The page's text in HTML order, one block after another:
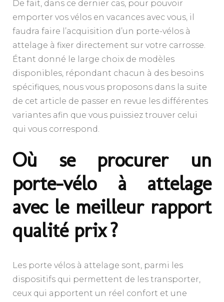
De fait, dans ce dernier cas, pour pouvoir
emporter vos vélos en vacances avec vous, il
faudra faire l’acquisition d’un porte-vélos à
attelage à fixer directement sur votre carrosse.
Étant donné le large choix de modèles
disponibles, répondant chacun à des besoins
spécifiques, nous vous proposons dans la suite
de cet article de passer en revue les différentes
variantes afin que vous puissiez trouver celui
qui vous correspond.
Où se procurer un
porte-vélo à attelage
avec le meilleur rapport
qualité prix ?
Les porte vélos à attelage sont, parmi les
dispositifs qui permettent de les transporter,
ceux qui apportent un réel confort et une